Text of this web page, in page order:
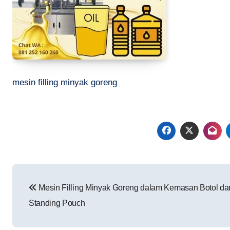
mesin filling minyak goreng
posMesin Filling Minyak Goreng dalam Kemasan Botol
Standing Pouch